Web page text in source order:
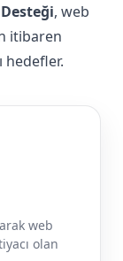
, web
itibaren
web
olan